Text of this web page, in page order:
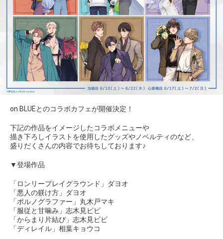
on BLUEとのコラボカフェが開催決定！
下記の作品をイメージしたコラボメニューや
描き下ろしイラストを使用したグッズやノベルティのなど、
盛りだくさんの内容でお待ちしております♪
▼登場作品
「ロンリープレイグラウンド」ダヨオ
「悪人の躾け方」ダヨオ
「ポルノグラファー」丸木戸マキ
「服従と甘噛み」志木見ビビ
「からまり片結び」志木見ビビ
「ディレイル」相葉キョウコ